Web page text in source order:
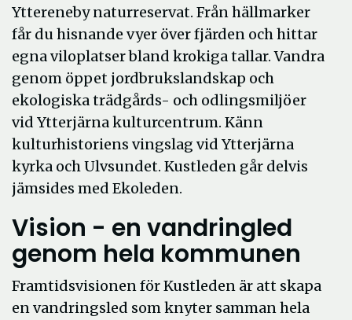
Yttereneby naturreservat. Från hällmarker
får du hisnande vyer över fjärden och hittar
egna viloplatser bland krokiga tallar. Vandra
genom öppet jordbrukslandskap och
ekologiska trädgårds- och odlingsmiljöer
vid Ytterjärna kulturcentrum. Känn
kulturhistoriens vingslag vid Ytterjärna
kyrka och Ulvsundet. Kustleden går delvis
jämsides med Ekoleden.
Vision - en vandringled
genom hela kommunen
Framtidsvisionen för Kustleden är att skapa
en vandringsled som knyter samman hela